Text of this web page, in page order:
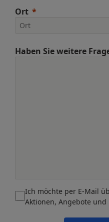
Ort
Haben Sie weitere
Ich möchte per E-Mail
Aktionen, Angebote